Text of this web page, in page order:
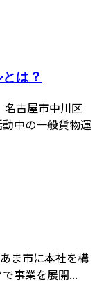
は？
名古屋市中川区
中の一般貨物運
ま市に本社を構
事業を展開...